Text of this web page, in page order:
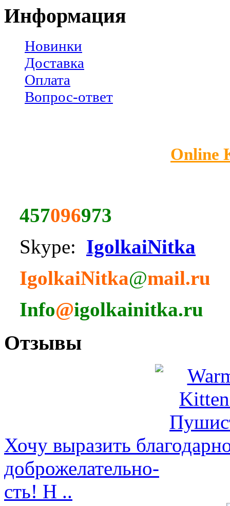
Информация
Новинки
Доставка
Оплата
Вопрос-ответ
Online
457096973
Skype: IgolkaiNitka
IgolkaiNitka@mail.ru
Info@igolkainitka.ru
Отзывы
Хочу выразить
доброжелательно-
сть! Н ..